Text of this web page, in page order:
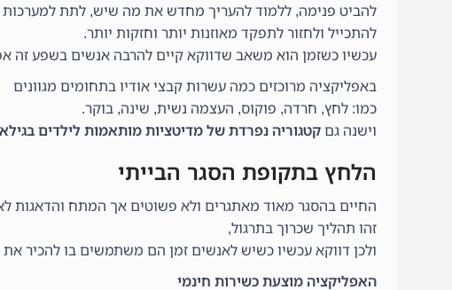
להביט פנימה, ללמוד להעריך מחדש את מה שיש, לתת למערכות
להתכייל ולחזור לתפקד מאוזנות יותר וחזקות יותר.
עכשיו כשזמן הוא משאב שדווקא קיים להרבה אנשים בשפע זה
באפליקציה מרוכזים כמה עשרות קבצי אודיו בתחומים מגוונים
כמו: לחץ, חרדה, פוקוס, העצמה נשית, שינה, בוקר.
וישנה גם קטגוריה נפרדת של מדיטציות מותאמות לילדים בגילאים
הלחץ בתקופת הסגר הבייתי
החיים בהסגר מאוד מאתגרים ולא פשוטים אך המתח והדאגות לא
זהו תהליך שכרוך בתרגול,
ולכן דווקא עכשיו כשיש לאנשים זמן הם משתמשים בו להכיר
האפליקציה מוצעת כשירות חינמי